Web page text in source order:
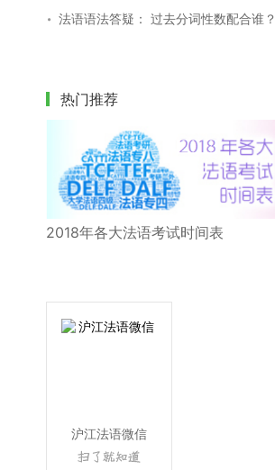
法语语法答疑： 过去分词性数配合谁？
热门推荐
2018年各大法语考试时间表
沪江法语微信